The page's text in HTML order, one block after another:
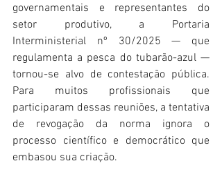
governamentais e representantes do
setor produtivo, a Portaria
Interministerial nº 30/2025 — que
regulamenta a pesca do tubarão-azul —
tornou-se alvo de contestação pública.
Para muitos profissionais que
participaram dessas reuniões, a tentativa
de revogação da norma ignora o
processo científico e democrático que
embasou sua criação.